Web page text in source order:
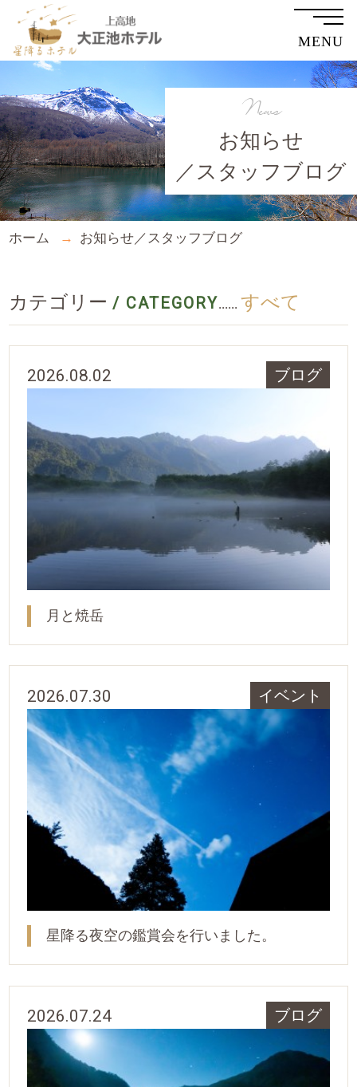
MENU
お知らせ
／スタッフブログ
News
ホーム お知らせ／スタッフブログ
カテゴリー / CATEGORY...... すべて
2026.08.02 ブログ
月と焼岳
2026.07.30 イベント
星降る夜空の鑑賞会を行いました。
2026.07.24 ブログ